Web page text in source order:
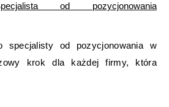
od pozycjonowania
specjalisty od pozycjonowania w
krok dla każdej firmy, która